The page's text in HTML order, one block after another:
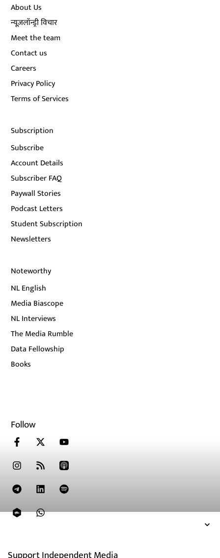
About Us
न्यूज़लॉन्ड्री विचार
Meet the team
Contact us
Careers
Privacy Policy
Terms of Services
Subscription
Subscribe
Account Details
Subscriber FAQ
Paywall Stories
Podcast Letters
Student Subscription
Newsletters
Noteworthy
NL English
Media Biascope
NL Interviews
The Media Rumble
Data Fellowship
Books
Follow